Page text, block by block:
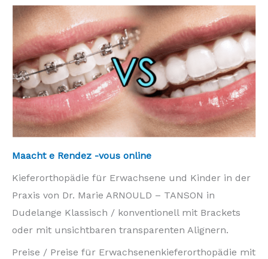
Maacht e Rendez -vous online
Kieferorthopädie für Erwachsene und Kinder in der
Praxis von Dr. Marie ARNOULD – TANSON in
Dudelange Klassisch / konventionell mit Brackets
oder mit unsichtbaren transparenten Alignern.
Preise / Preise für Erwachsenenkieferorthopädie mit